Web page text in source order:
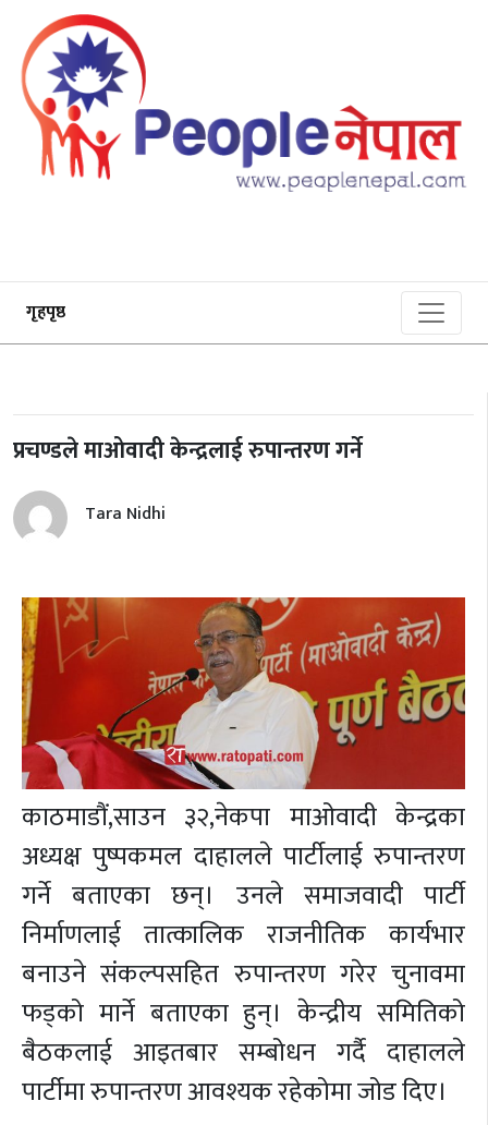
गृहपृष्ठ
प्रचण्डले माओवादी केन्द्रलाई रुपान्तरण गर्ने
Tara Nidhi
काठमाडौं,साउन ३२,नेकपा माओवादी केन्द्रका
अध्यक्ष पुष्पकमल दाहालले पार्टीलाई रुपान्तरण
गर्ने बताएका छन्। उनले समाजवादी पार्टी
निर्माणलाई तात्कालिक राजनीतिक कार्यभार
बनाउने संकल्पसहित रुपान्तरण गरेर चुनावमा
फड्को मार्ने बताएका हुन्। केन्द्रीय समितिको
बैठकलाई आइतबार सम्बोधन गर्दै दाहालले
पार्टीमा रुपान्तरण आवश्यक रहेकोमा जोड दिए।